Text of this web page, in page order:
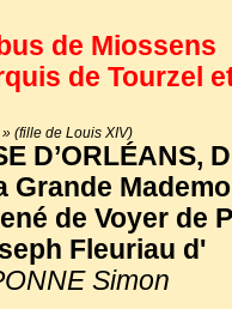
de Miossens
de Tourzel
» (fille de Louis XIV)
D’ORLÉANS,
Grande
de Voyer de
Fleuriau d'
Simon